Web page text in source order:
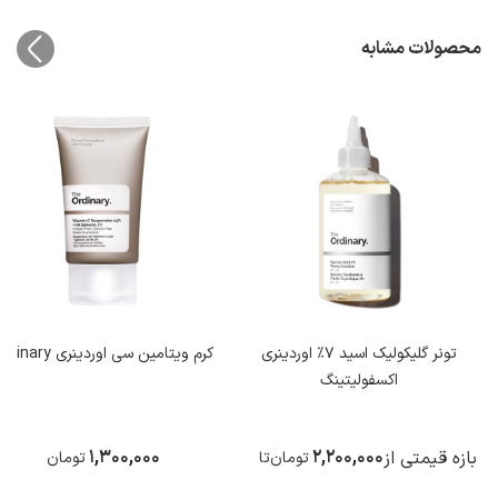
محصولات مشابه
تونر گلیکولیک اسید 7% اوردینری
اکسفولیتینگ
بازه قیمتی از2,200,000تومانتا
کرم ویتامین سی اوردینری ordinary
1,300,000تومان